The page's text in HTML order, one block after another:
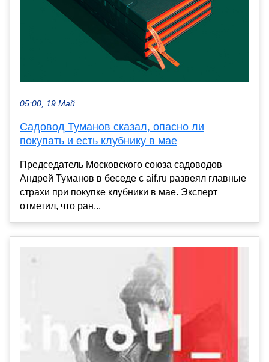
05:00, 19 Май
Садовод Туманов сказал, опасно ли
покупать и есть клубнику в мае
Председатель Московского союза садоводов
Андрей Туманов в беседе с aif.ru развеял главные
страхи при покупке клубники в мае. Эксперт
отметил, что ран...